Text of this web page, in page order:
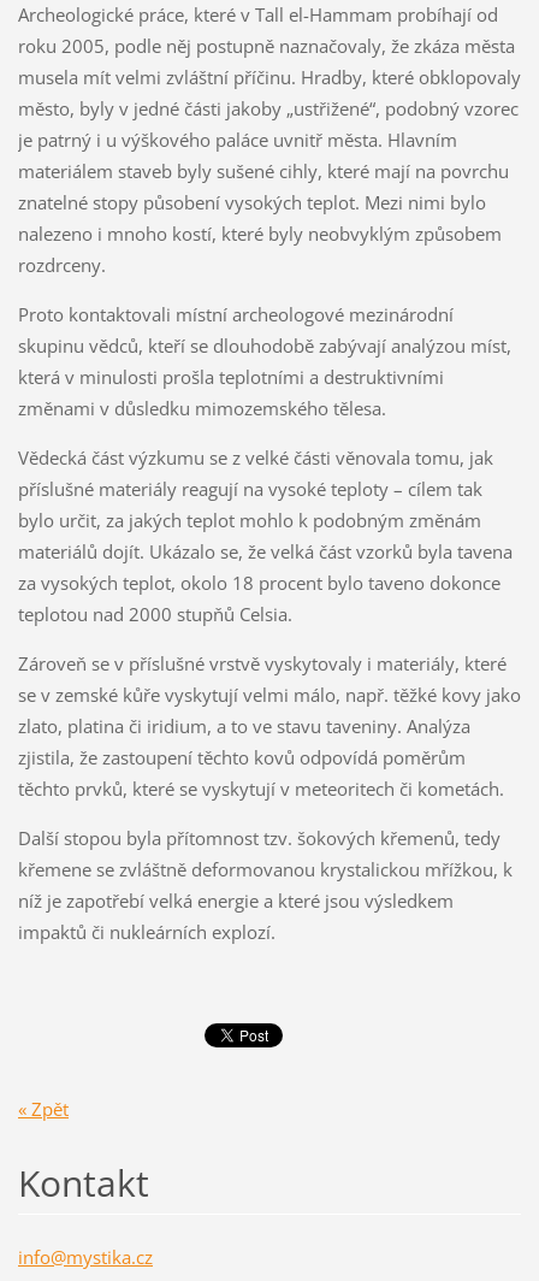
Archeologické práce, které v Tall el-Hammam probíhají od
roku 2005, podle něj postupně naznačovaly, že zkáza města
musela mít velmi zvláštní příčinu. Hradby, které obklopovaly
město, byly v jedné části jakoby „ustřižené“, podobný vzorec
je patrný i u výškového paláce uvnitř města. Hlavním
materiálem staveb byly sušené cihly, které mají na povrchu
znatelné stopy působení vysokých teplot. Mezi nimi bylo
nalezeno i mnoho kostí, které byly neobvyklým způsobem
rozdrceny.
Proto kontaktovali místní archeologové mezinárodní
skupinu vědců, kteří se dlouhodobě zabývají analýzou míst,
která v minulosti prošla teplotními a destruktivními
změnami v důsledku mimozemského tělesa.
Vědecká část výzkumu se z velké části věnovala tomu, jak
příslušné materiály reagují na vysoké teploty – cílem tak
bylo určit, za jakých teplot mohlo k podobným změnám
materiálů dojít. Ukázalo se, že velká část vzorků byla tavena
za vysokých teplot, okolo 18 procent bylo taveno dokonce
teplotou nad 2000 stupňů Celsia.
Zároveň se v příslušné vrstvě vyskytovaly i materiály, které
se v zemské kůře vyskytují velmi málo, např. těžké kovy jako
zlato, platina či iridium, a to ve stavu taveniny. Analýza
zjistila, že zastoupení těchto kovů odpovídá poměrům
těchto prvků, které se vyskytují v meteoritech či kometách.
Další stopou byla přítomnost tzv. šokových křemenů, tedy
křemene se zvláštně deformovanou krystalickou mřížkou, k
níž je zapotřebí velká energie a které jsou výsledkem
impaktů či nukleárních explozí.
« Zpět
Kontakt
info@mystika.cz